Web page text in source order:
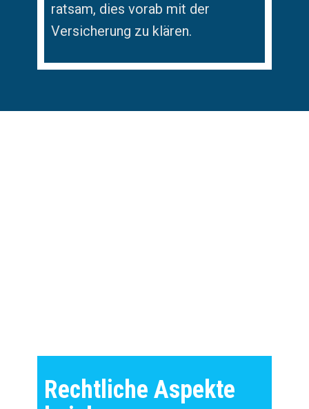
ratsam, dies vorab mit der
Versicherung zu klären.
Rechtliche Aspekte